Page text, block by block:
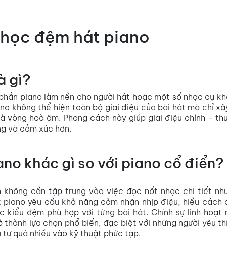
đệm hát piano
gì?
piano làm nền cho người hát hoặc một số nhạc cụ
không thể hiện toàn bộ giai điệu của bài hát mà chỉ
vòng hoà âm. Phong cách này giúp giai điệu chính -
và cảm xúc hơn.
khác gì so với piano cổ điển?
không cần tập trung vào việc đọc nốt nhạc chi tiết
yêu cầu khả năng cảm nhận nhịp điệu, hiểu cách
kiểu đệm phù hợp với từng bài hát. Chính sự linh hoạt
lựa chọn phổ biến, đặc biệt với những người yêu
tư quá nhiều vào kỹ thuật phức tạp.